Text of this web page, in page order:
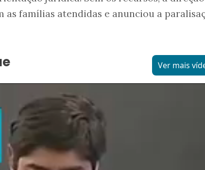
as famílias atendidas e anunciou a
Ver mais